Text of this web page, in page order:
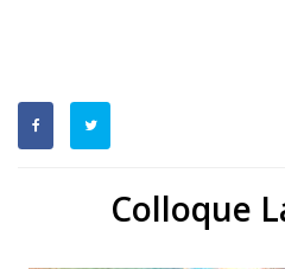
Colloque